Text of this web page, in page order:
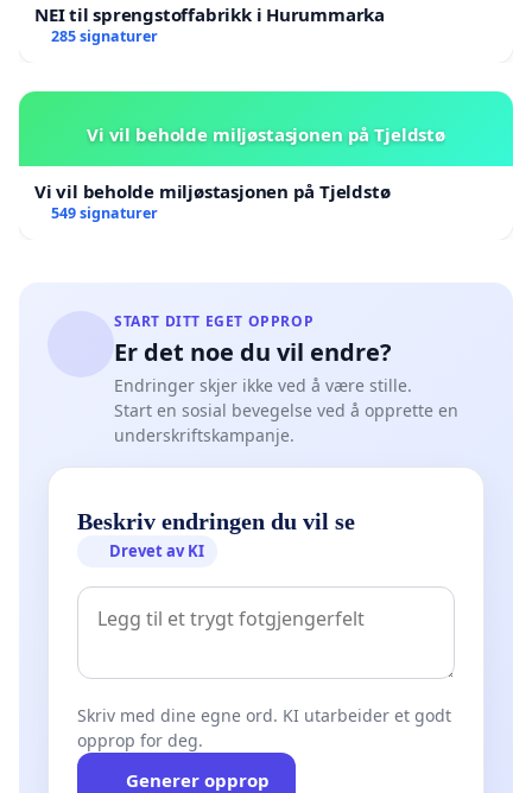
NEI til sprengstoffabrikk i Hurummarka
285 signaturer
Vi vil beholde miljøstasjonen på Tjeldstø
Vi vil beholde miljøstasjonen på Tjeldstø
549 signaturer
START DITT EGET OPPROP
Er det noe du vil endre?
Endringer skjer ikke ved å være stille.
Start en sosial bevegelse ved å opprette en
underskriftskampanje.
Beskriv endringen du vil se
Drevet av KI
Skriv med dine egne ord. KI utarbeider et godt
opprop for deg.
Generer opprop